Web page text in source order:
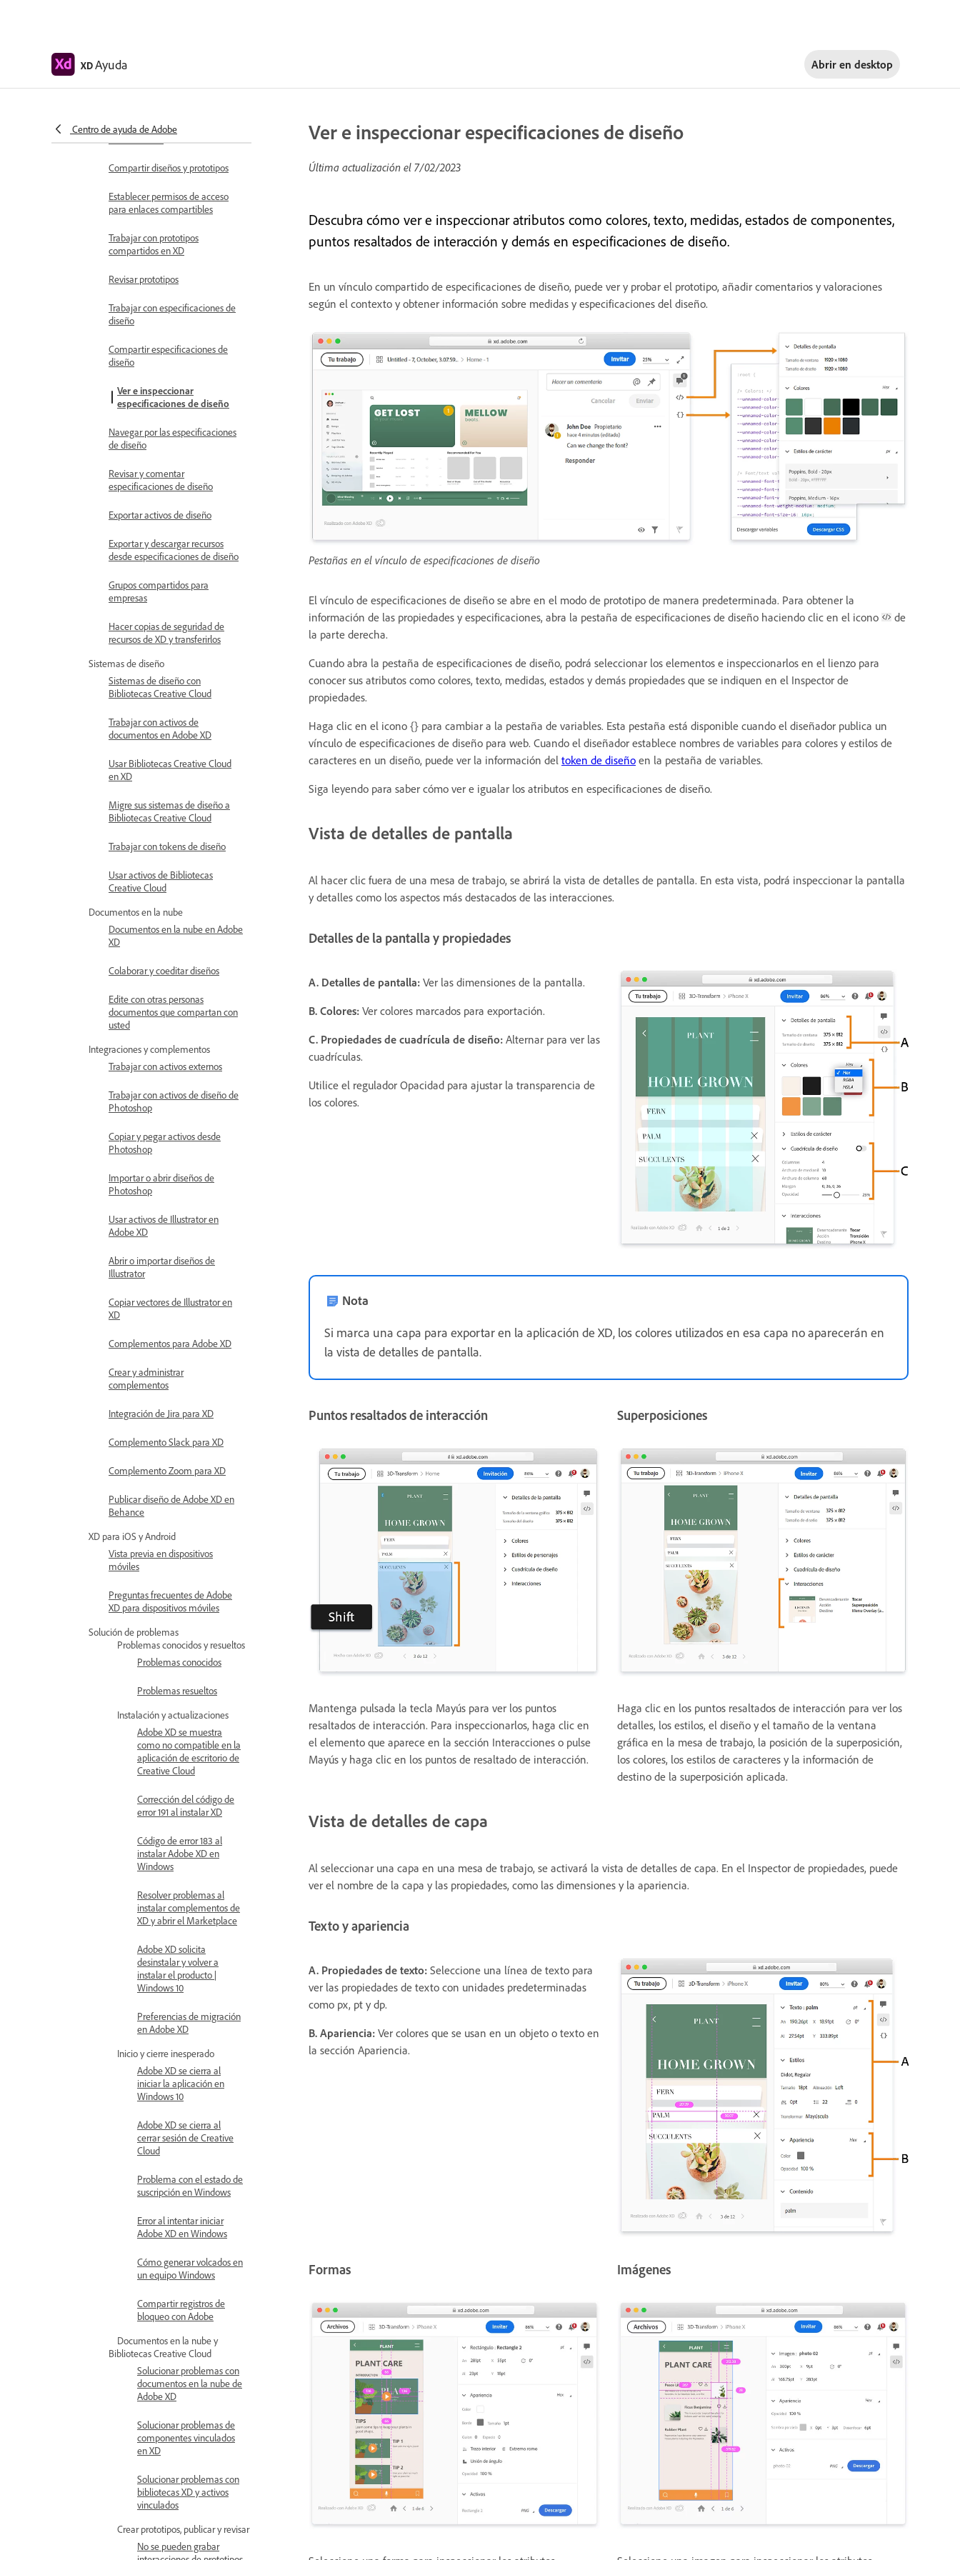
XDAyuda Abrir en desktop
Centro de ayuda de Adobe
Compartir mesas de trabajo
seleccionadas
Compartir diseños y prototipos
Establecer permisos de acceso
para enlaces compartibles
Trabajar con prototipos
compartidos en XD
Revisar prototipos
Trabajar con especificaciones de
diseño
Compartir especificaciones de
diseño
Ver e inspeccionar
especificaciones de diseño
Navegar por las especificaciones
de diseño
Revisar y comentar
especificaciones de diseño
Exportar activos de diseño
Exportar y descargar recursos
desde especificaciones de diseño
Grupos compartidos para
empresas
Hacer copias de seguridad de
recursos de XD y transferirlos
Sistemas de diseño
Sistemas de diseño con
Bibliotecas Creative Cloud
Trabajar con activos de
documentos en Adobe XD
Usar Bibliotecas Creative Cloud
en XD
Migre sus sistemas de diseño a
Bibliotecas Creative Cloud
Trabajar con tokens de diseño
Usar activos de Bibliotecas
Creative Cloud
Documentos en la nube
Documentos en la nube en Adobe
XD
Colaborar y coeditar diseños
Edite con otras personas
documentos que compartan con
usted
Integraciones y complementos
Trabajar con activos externos
Trabajar con activos de diseño de
Photoshop
Copiar y pegar activos desde
Photoshop
Importar o abrir diseños de
Photoshop
Usar activos de Illustrator en
Adobe XD
Abrir o importar diseños de
Illustrator
Copiar vectores de Illustrator en
XD
Complementos para Adobe XD
Crear y administrar
complementos
Integración de Jira para XD
Complemento Slack para XD
Complemento Zoom para XD
Publicar diseño de Adobe XD en
Behance
XD para iOS y Android
Vista previa en dispositivos
móviles
Preguntas frecuentes de Adobe
XD para dispositivos móviles
Solución de problemas
Problemas conocidos y resueltos
Problemas conocidos
Problemas resueltos
Instalación y actualizaciones
Adobe XD se muestra
como no compatible en la
aplicación de escritorio de
Creative Cloud
Corrección del código de
error 191 al instalar XD
Código de error 183 al
instalar Adobe XD en
Windows
Resolver problemas al
instalar complementos de
XD y abrir el Marketplace
Adobe XD solicita
desinstalar y volver a
instalar el producto |
Windows 10
Preferencias de migración
en Adobe XD
Inicio y cierre inesperado
Adobe XD se cierra al
iniciar la aplicación en
Windows 10
Adobe XD se cierra al
cerrar sesión de Creative
Cloud
Problema con el estado de
suscripción en Windows
Error al intentar iniciar
Adobe XD en Windows
Cómo generar volcados en
un equipo Windows
Compartir registros de
bloqueo con Adobe
Documentos en la nube y
Bibliotecas Creative Cloud
Solucionar problemas con
documentos en la nube de
Adobe XD
Solucionar problemas de
componentes vinculados
en XD
Solucionar problemas con
bibliotecas XD y activos
vinculados
Crear prototipos, publicar y revisar
No se pueden grabar
Ver e inspeccionar especificaciones de diseño
Última actualización el 7/02/2023
Descubra cómo ver e inspeccionar atributos como colores, texto, medidas, estados de componentes,
puntos resaltados de interacción y demás en especificaciones de diseño.
En un vínculo compartido de especificaciones de diseño, puede ver y probar el prototipo, añadir comentarios y valoraciones
según el contexto y obtener información sobre medidas y especificaciones del diseño.
Pestañas en el vínculo de especificaciones de diseño
El vínculo de especificaciones de diseño se abre en el modo de prototipo de manera predeterminada. Para obtener la
información de las propiedades y especificaciones, abra la pestaña de especificaciones de diseño haciendo clic en el icono
de
la parte derecha.
Cuando abra la pestaña de especificaciones de diseño, podrá seleccionar los elementos e inspeccionarlos en el lienzo para
conocer sus atributos como colores, texto, medidas, estados y demás propiedades que se indiquen en el Inspector de
propiedades.
Haga clic en el icono {} para cambiar a la pestaña de variables. Esta pestaña está disponible cuando el diseñador publica un
vínculo de especificaciones de diseño para web. Cuando el diseñador establece nombres de variables para colores y estilos de
caracteres en un diseño, puede ver la información del token de diseño en la pestaña de variables.
Siga leyendo para saber cómo ver e igualar los atributos en especificaciones de diseño.
Vista de detalles de pantalla
Al hacer clic fuera de una mesa de trabajo, se abrirá la vista de detalles de pantalla. En esta vista, podrá inspeccionar la pantalla
y detalles como los aspectos más destacados de las interacciones.
Detalles de la pantalla y propiedades
A. Detalles de pantalla: Ver las dimensiones de la pantalla.
B. Colores: Ver colores marcados para exportación.
C. Propiedades de cuadrícula de diseño: Alternar para ver las
cuadrículas.
Utilice el regulador Opacidad para ajustar la transparencia de
los colores.
Nota
Si marca una capa para exportar en la aplicación de XD, los colores utilizados en esa capa no aparecerán en
la vista de detalles de pantalla.
Superposiciones
Haga clic en los puntos resaltados de interacción para ver los
detalles, los estilos, el diseño y el tamaño de la ventana
gráfica en la mesa de trabajo, la posición de la superposición,
los colores, los estilos de caracteres y la información de
destino de la superposición aplicada.
Puntos resaltados de interacción
Mantenga pulsada la tecla Mayús para ver los puntos
resaltados de interacción. Para inspeccionarlos, haga clic en
el elemento que aparece en la sección Interacciones o pulse
Mayús y haga clic en los puntos de resaltado de interacción.
Vista de detalles de capa
Al seleccionar una capa en una mesa de trabajo, se activará la vista de detalles de capa. En el Inspector de propiedades, puede
ver el nombre de la capa y las propiedades, como las dimensiones y la apariencia.
Texto y apariencia
A. Propiedades de texto: Seleccione una línea de texto para
ver las propiedades de texto con unidades predeterminadas
como px, pt y dp.
B. Apariencia: Ver colores que se usan en un objeto o texto en
la sección Apariencia.
Formas Imágenes